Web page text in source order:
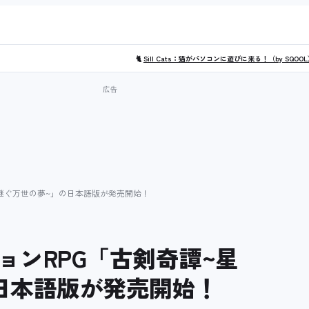
🐈Sill Cats：猫がパソコンに遊びに来る！（by
万世の夢~」の日本語版が発売開始！
ンRPG「古剣奇譚~星
語版が発売開始！